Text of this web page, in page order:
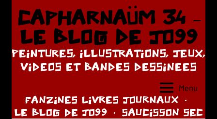
Aller
contenu
CAPHARNAÜM 34 –
LE BLOG DE JO99
PEINTURES, ILLUSTRATIONS, JEUX,
VIDEOS ET BANDES DESSINEES
Menu
FANZINES LIVRES JOURNAUX
LE BLOG DE JO99
SAUCISSON SEC